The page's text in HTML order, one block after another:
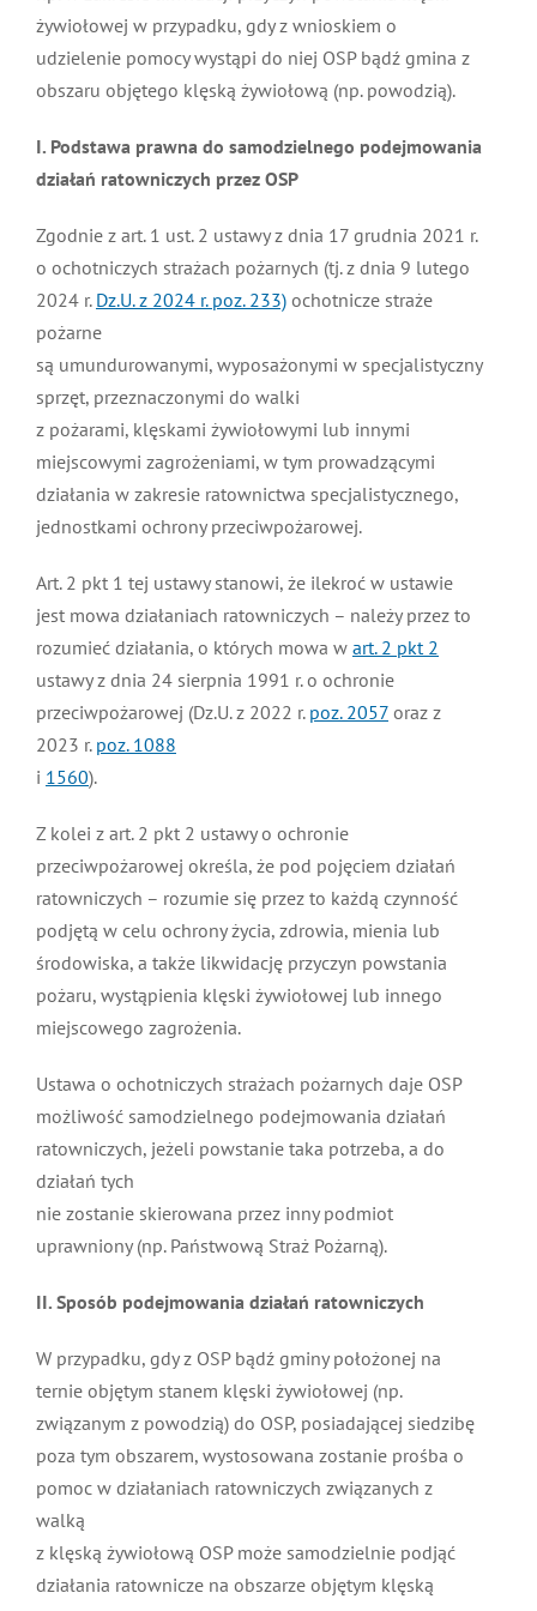
Symbole
MDP i DDP
PNWM
Kultura
Floriany
Historia
Projekty
System OSP
Poradnik
Sklep
100-lecie
żywiołowej w przypadku, gdy z wnioskiem o
udzielenie pomocy wystąpi do niej OSP bądź gmina z
obszaru objętego klęską żywiołową (np. powodzią).
I. Podstawa prawna do samodzielnego podejmowania
działań ratowniczych przez OSP
Zgodnie z art. 1 ust. 2 ustawy z dnia 17 grudnia 2021 r.
o ochotniczych strażach pożarnych (tj. z dnia 9 lutego
2024 r. Dz.U. z 2024 r. poz. 233) ochotnicze straże
pożarne
są umundurowanymi, wyposażonymi w specjalistyczny
sprzęt, przeznaczonymi do walki
z pożarami, klęskami żywiołowymi lub innymi
miejscowymi zagrożeniami, w tym prowadzącymi
działania w zakresie ratownictwa specjalistycznego,
jednostkami ochrony przeciwpożarowej.
Art. 2 pkt 1 tej ustawy stanowi, że ilekroć w ustawie
jest mowa działaniach ratowniczych – należy przez to
rozumieć działania, o których mowa w art. 2 pkt 2
ustawy z dnia 24 sierpnia 1991 r. o ochronie
przeciwpożarowej (Dz.U. z 2022 r. poz. 2057 oraz z
2023 r. poz. 1088
i 1560).
Z kolei z art. 2 pkt 2 ustawy o ochronie
przeciwpożarowej określa, że pod pojęciem działań
ratowniczych – rozumie się przez to każdą czynność
podjętą w celu ochrony życia, zdrowia, mienia lub
środowiska, a także likwidację przyczyn powstania
pożaru, wystąpienia klęski żywiołowej lub innego
miejscowego zagrożenia.
Ustawa o ochotniczych strażach pożarnych daje OSP
możliwość samodzielnego podejmowania działań
ratowniczych, jeżeli powstanie taka potrzeba, a do
działań tych
nie zostanie skierowana przez inny podmiot
uprawniony (np. Państwową Straż Pożarną).
II. Sposób podejmowania działań ratowniczych
W przypadku, gdy z OSP bądź gminy położonej na
ternie objętym stanem klęski żywiołowej (np.
związanym z powodzią) do OSP, posiadającej siedzibę
poza tym obszarem, wystosowana zostanie prośba o
pomoc w działaniach ratowniczych związanych z
walką
z klęską żywiołową OSP może samodzielnie podjąć
działania ratownicze na obszarze objętym klęską